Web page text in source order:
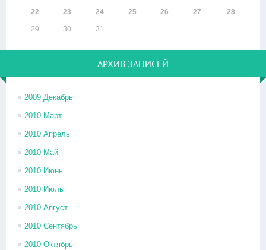
22 23 24 25 26 27 28
29 30 31
АРХИВ ЗАПИСЕЙ
2009 Декабрь
2010 Март
2010 Апрель
2010 Май
2010 Июнь
2010 Июль
2010 Август
2010 Сентябрь
2010 Октябрь